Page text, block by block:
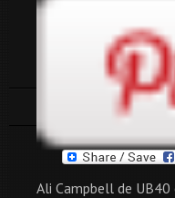
Ali Campbell de UB40